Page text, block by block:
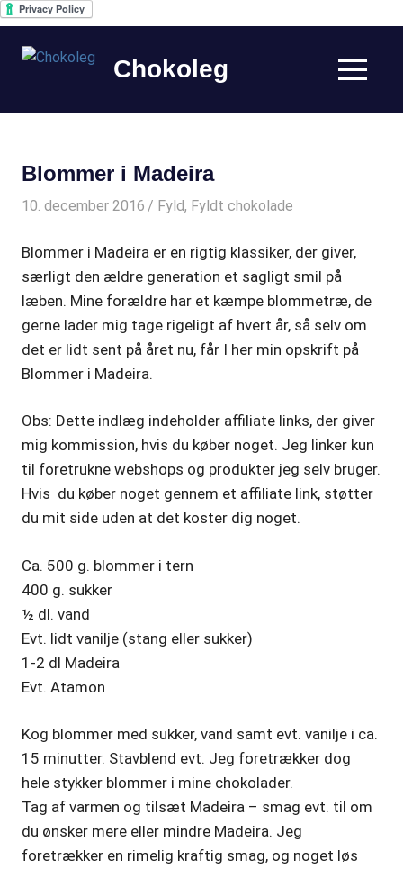
Chokoleg
verden
MENU
Blommer i Madeira
10. december 2016 Mie (chokoleg.dk)
Fyld, Fyldt chokolade
Blommer i Madeira er en rigtig klassiker, der giver,
særligt den ældre generation et sagligt smil på
læben. Mine forældre har et kæmpe blommetræ, de
gerne lader mig tage rigeligt af hvert år, så selv om
det er lidt sent på året nu, får I her min opskrift på
Blommer i Madeira.
Obs: Dette indlæg indeholder affiliate links, der giver
mig kommission, hvis du køber noget. Jeg linker kun
til foretrukne webshops og produkter jeg selv bruger.
Hvis du køber noget gennem et affiliate link, støtter
du mit side uden at det koster dig noget.
Ca. 500 g. blommer i tern
400 g. sukker
½ dl. vand
Evt. lidt vanilje (stang eller sukker)
1-2 dl Madeira
Evt. Atamon
Kog blommer med sukker, vand samt evt. vanilje i ca.
15 minutter. Stavblend evt. Jeg foretrækker dog
hele stykker blommer i mine chokolader.
Tag af varmen og tilsæt Madeira – smag evt. til om
du ønsker mere eller mindre Madeira. Jeg
foretrækker en rimelig kraftig smag, og noget løs